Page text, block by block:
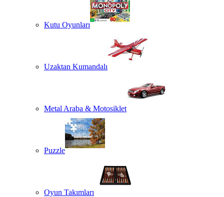
Kutu Oyunları
Uzaktan Kumandalı
Metal Araba & Motosiklet
Puzzle
Oyun Takımları